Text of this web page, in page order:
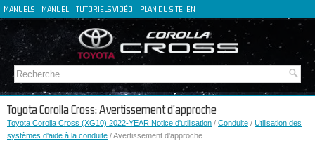
MANUELS MANUEL TUTORIELS VIDÉO PLAN DU SITE EN
DE
IT
Toyota Corolla Cross: Avertissement d'approche
Toyota Corolla Cross (XG10) 2022-YEAR Notice d'utilisation / Conduite / Utilisation des
systèmes d'aide à la conduite / Avertissement d'approche